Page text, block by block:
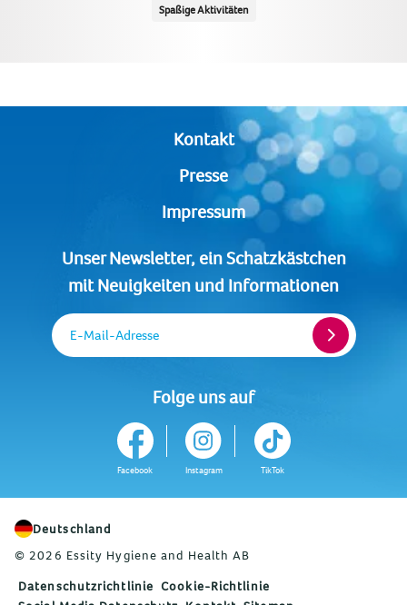
Spaßige Aktivitäten
Kontakt
Presse
Impressum
Unser Newsletter, ein Schatzkästchen
mit Neuigkeiten und Informationen
E-Mail-Adresse
Folge uns auf
Facebook Instagram TikTok
Deutschland
© 2026 Essity Hygiene and Health AB
Datenschutzrichtlinie Cookie-Richtlinie